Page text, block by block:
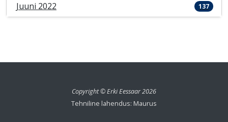
Juuni 2022 137
Copyright © Erki Eessaar 2026
Tehniline lahendus: Maurus